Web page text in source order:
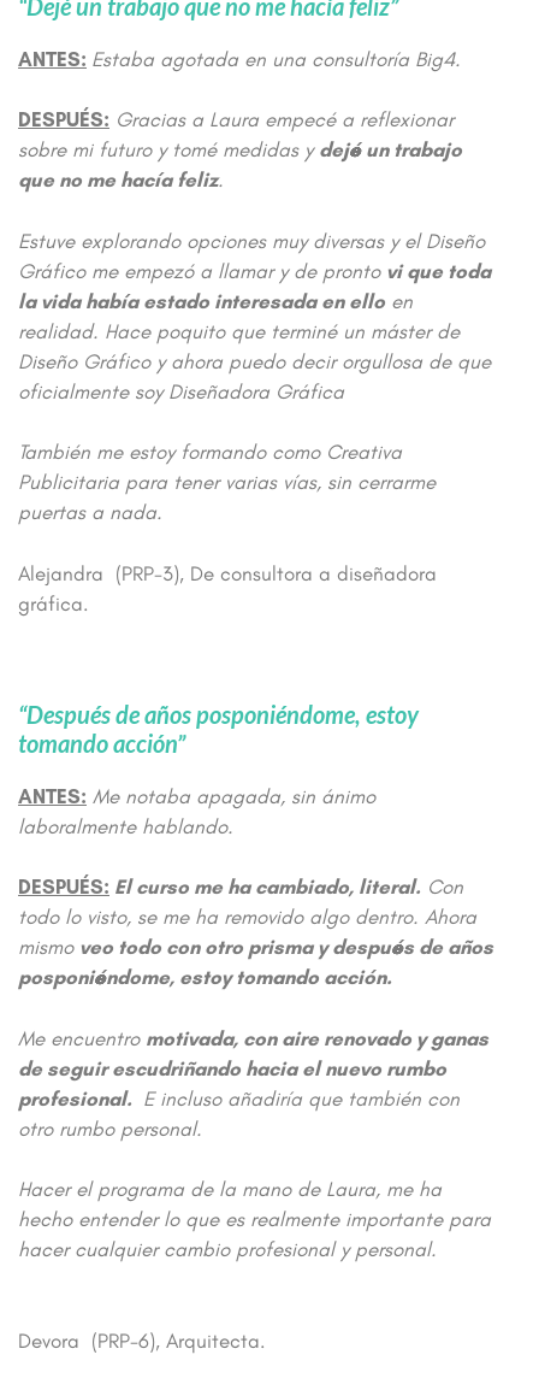
ANTES: Estaba agotada en una consultoría Big4.
DESPUÉS: Gracias a Laura empecé a reflexionar
sobre mi futuro y tomé medidas y dejé un trabajo
que no me hacía feliz.
Estuve explorando opciones muy diversas y el Diseño
Gráfico me empezó a llamar y de pronto vi que toda
la vida había estado interesada en ello en
realidad. Hace poquito que terminé un máster de
Diseño Gráfico y ahora puedo decir orgullosa de que
oficialmente soy Diseñadora Gráfica
También me estoy formando como Creativa
Publicitaria para tener varias vías, sin cerrarme
puertas a nada.
Alejandra (PRP-3), De consultora a diseñadora
gráfica.
“Después de años posponiéndome, estoy
tomando acción”
ANTES: Me notaba apagada, sin ánimo
laboralmente hablando.
DESPUÉS: El curso me ha cambiado, literal. Con
todo lo visto, se me ha removido algo dentro. Ahora
mismo veo todo con otro prisma y después de años
posponiéndome, estoy tomando acción.
Me encuentro motivada, con aire renovado y ganas
de seguir escudriñando hacia el nuevo rumbo
profesional. E incluso añadiría que también con
otro rumbo personal.
Hacer el programa de la mano de Laura, me ha
hecho entender lo que es realmente importante para
hacer cualquier cambio profesional y personal.
Devora (PRP-6), Arquitecta.